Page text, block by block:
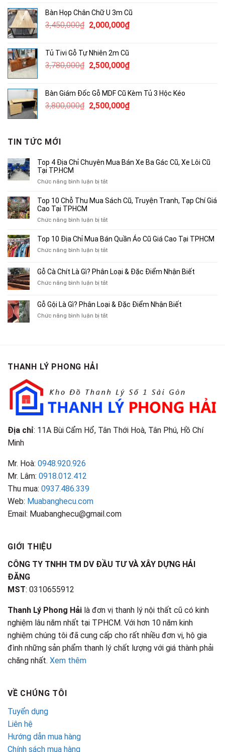
1,050,000₫.
là:
850,000₫.
Bàn Họp Chân Chữ U 3m Cũ
3,450,000₫ Giá
3,450,000₫.
2,000,000₫Giá
2,000,000₫.
Tủ Tivi Gỗ Tự Nhiên 2m Cũ
3,780,000₫ Giá
3,780,000₫.
2,500,000₫Giá
là:
2,500,000₫.
Bàn Giám Đốc Gỗ MDF Cũ Kèm Tủ 3 Hộc Kéo
3,800,000₫ Giá
2,500,000₫Giá
TIN TỨC MỚI
Top 4 Địa Chỉ Chuyên Mua Bán Xe Ba Gác Cũ, Xe Lôi Cũ
Tại TP.HCM
Chức năng bình luận bị tắtở
4
Bán
Xe
Cũ,
Xe
Cũ
TP.HCM
Top 10 Chỗ Thu Mua Sách Cũ, Truyện Tranh, Tạp Chí Giá
Cao Tại TPHCM
Chức năng bình luận bị tắtở
10
Thu
Sách
Tạp
Chí
Top 10 Địa Chỉ Mua Bán Quần Áo Cũ Giá Cao Tại TPHCM
Chức năng bình luận bị tắtở
Địa
Chỉ
Bán
Áo
Gỗ Cà Chít Là Gì? Phân Loại & Đặc Điểm Nhận Biết
Chức năng bình luận bị tắtở
Chít
Là
Gỗ Gội Là Gì? Phân Loại & Đặc Điểm Nhận Biết
Chức năng bình luận bị tắtở
Điểm
Nhận
Biết
THANH LÝ PHONG HẢI
Địa chỉ: 11A Bùi Cẩm Hổ, Tân Thới Hoà, Tân Phú, Hồ Chí
Minh
Mr. Hoà: 0948.920.926
Mr. Lâm: 0918.012.412
Thu mua: 0937.486.339
Web: Muabanghecu.com
Email: Muabanghecu@gmail.com
GIỚI THIỆU
CÔNG TY TNHH TM DV ĐẦU TƯ VÀ XÂY DỰNG HẢI
ĐĂNG
MST: 0310655912
Thanh Lý Phong Hải là đơn vị thanh lý nội thất cũ có kinh
nghiệm lâu năm nhất tại TPHCM. Với hơn 10 năm kinh
nghiệm chúng tôi đã cung cấp cho rất nhiều đơn vị, hộ gia
đình những sản phẩm thanh lý chất lượng với giá thành phải
chăng nhất. Xem thêm
VỀ CHÚNG TÔI
Tuyển dụng
Liên hệ
Hướng dẫn mua hàng
Chính sách mua hàng